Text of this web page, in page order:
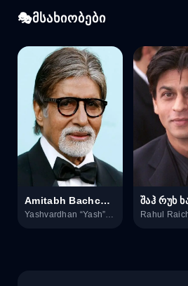
მსახიობები
Amitabh Bachchan
Yashvardhan “Yash” Raichand
შაჰ რუხ
Rahul